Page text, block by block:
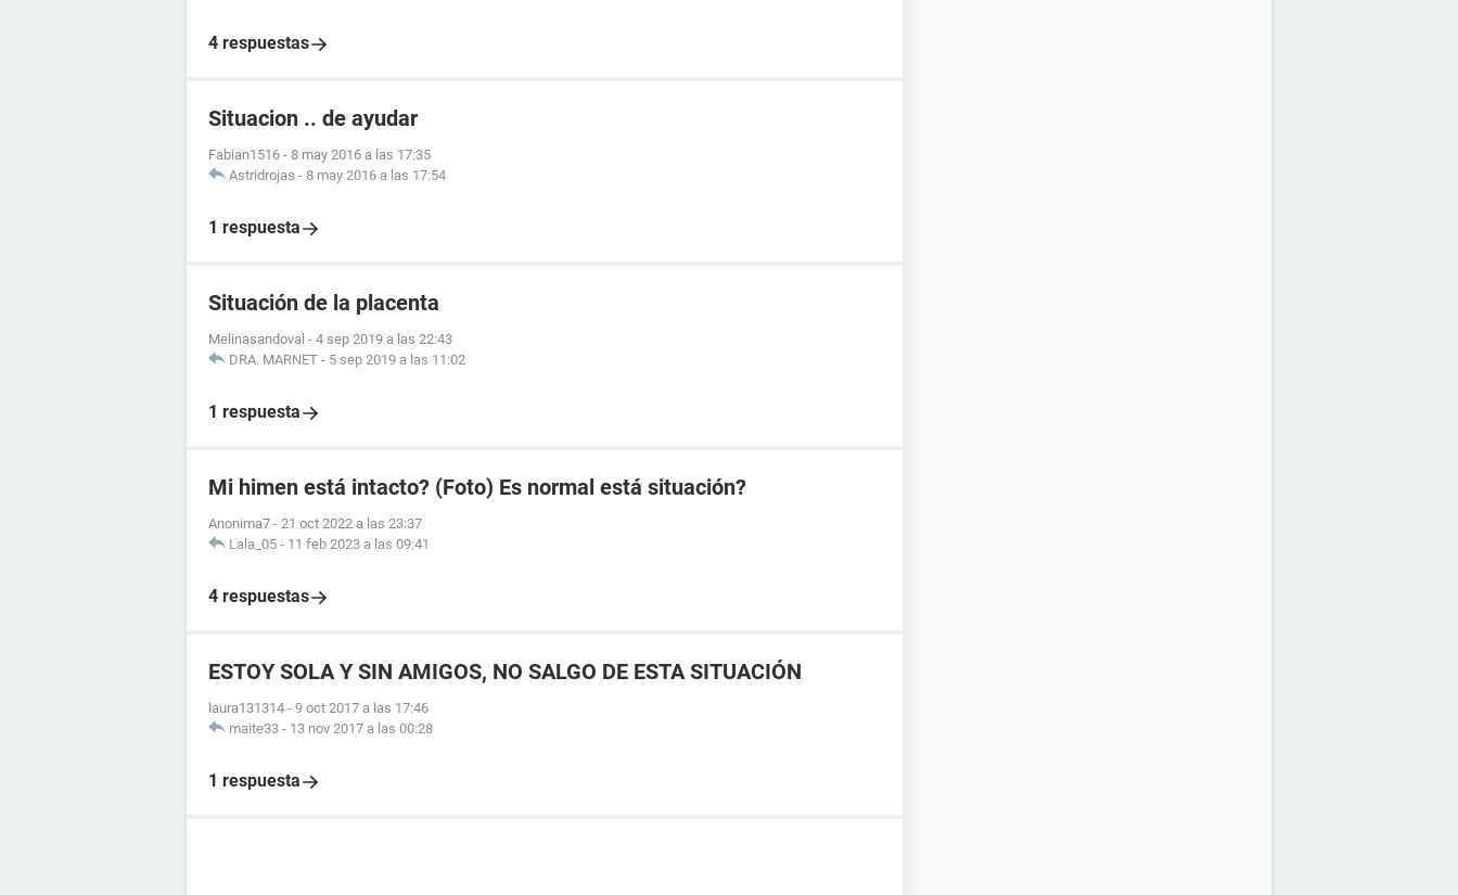
4 respuestas
Situacion .. de ayudar
Fabian1516 - 8 may 2016 a las 17:35
Astridrojas - 8 may 2016 a las 17:54
1 respuesta
Situación de la placenta
Melinasandoval - 4 sep 2019 a las 22:43
DRA. MARNET - 5 sep 2019 a las 11:02
1 respuesta
Mi himen está intacto? (Foto) Es normal está situación?
Anonima7 - 21 oct 2022 a las 23:37
Lala_05 - 11 feb 2023 a las 09:41
4 respuestas
ESTOY SOLA Y SIN AMIGOS, NO SALGO DE ESTA SITUACIÓN
laura131314 - 9 oct 2017 a las 17:46
maite33 - 13 nov 2017 a las 00:28
1 respuesta